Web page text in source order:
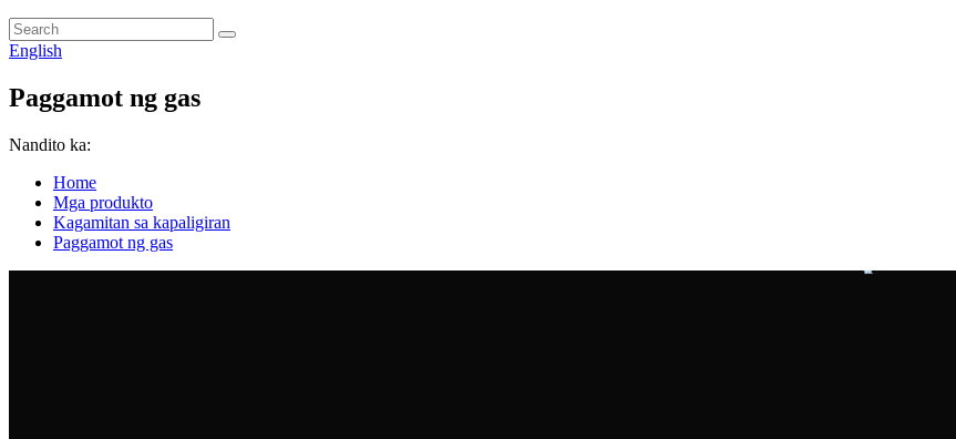
English
Paggamot ng gas
Nandito ka:
Home
Mga produkto
Kagamitan sa kapaligiran
Paggamot ng gas